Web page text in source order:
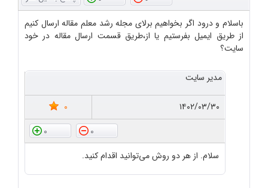
باسلام و درود اگر بخواهیم برلای مجله رشد معلم مقاله ارسال کنیم
از طریق ایمیل بفرستیم یا از،طریق قسمت ارسال مقاله در خود
سایت؟
مدیر سایت
۱۴۰۲/۰۳/۳۰
0
0
0
سلام. از هر دو روش می‌توانید اقدام کنید.